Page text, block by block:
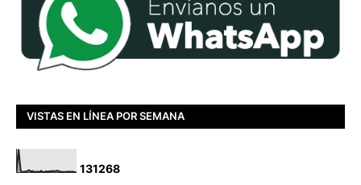
VISTAS EN LÍNEA POR SEMANA
131268